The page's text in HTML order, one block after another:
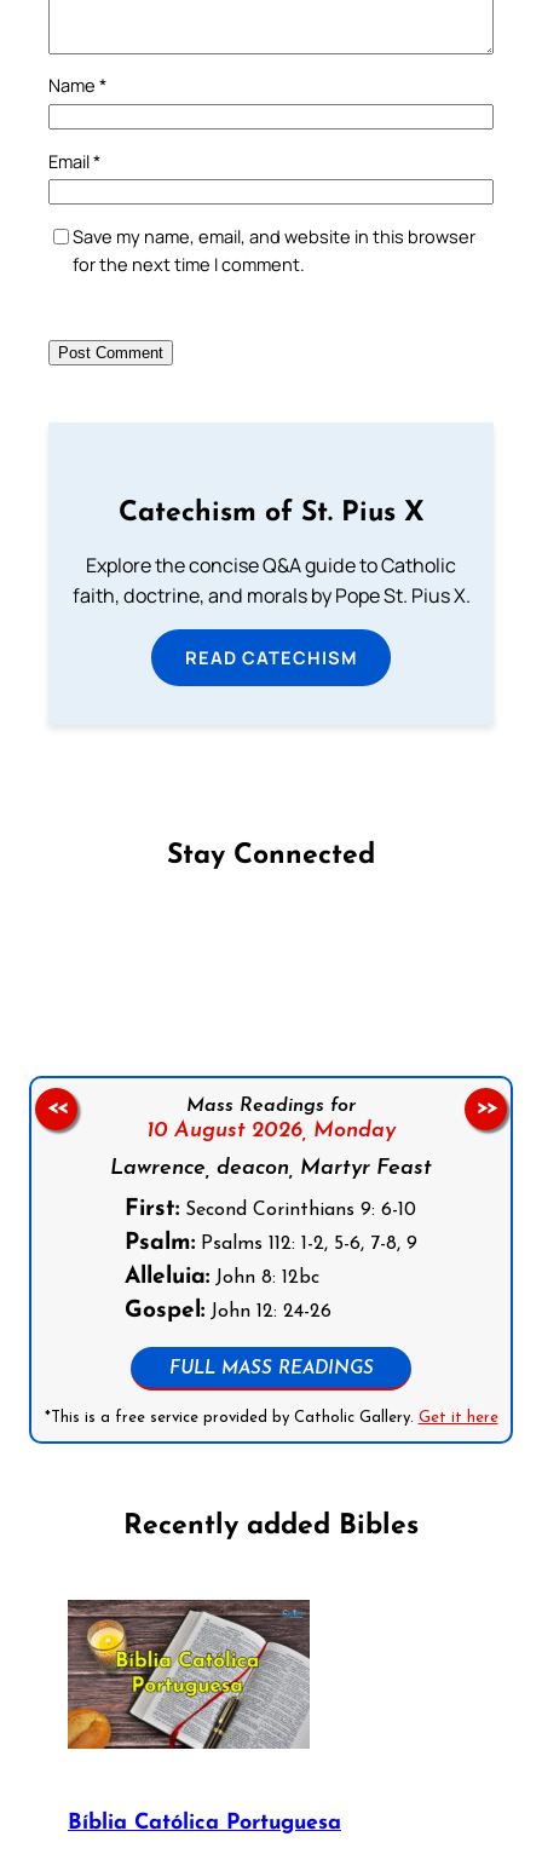
Name *
Email*
Save my name, email, and website in this browser
for the next time I comment.
Catechism of St. Pius X
Explore the concise Q&A guide to Catholic
faith, doctrine, and morals by Pope St. Pius X.
READ CATECHISM
Stay Connected
Mass Readings for
10 August 2026, Monday
Lawrence, deacon, Martyr Feast
First: Second Corinthians 9: 6-10
Psalm: Psalms 112: 1-2, 5-6, 7-8, 9
Alleluia: John 8: 12bc
Gospel: John 12: 24-26
FULL MASS READINGS
*This is a free service provided by Catholic Gallery. Get it here
<< >>
Recently added Bibles
Bíblia Católica Portuguesa